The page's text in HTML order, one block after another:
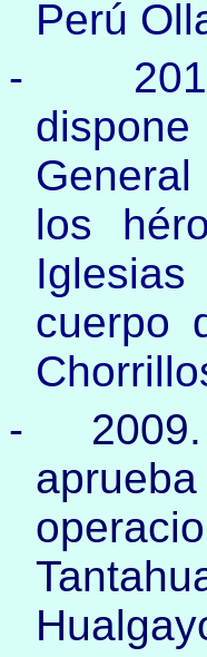
Perú
-
los
cuerpo
-